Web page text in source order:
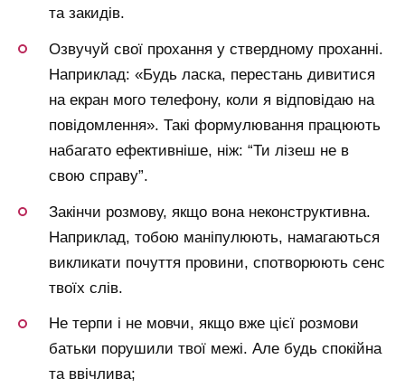
та закидів.
Озвучуй свої прохання у ствердному проханні.
Наприклад: «Будь ласка, перестань дивитися
на екран мого телефону, коли я відповідаю на
повідомлення». Такі формулювання працюють
набагато ефективніше, ніж: “Ти лізеш не в
свою справу”.
Закінчи розмову, якщо вона неконструктивна.
Наприклад, тобою маніпулюють, намагаються
викликати почуття провини, спотворюють сенс
твоїх слів.
Не терпи і не мовчи, якщо вже цієї розмови
батьки порушили твої межі. Але будь спокійна
та ввічлива;